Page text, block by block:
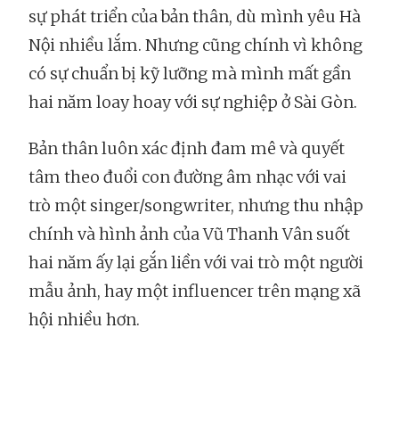
sự phát triển của bản thân, dù mình yêu Hà
Nội nhiều lắm. Nhưng cũng chính vì không
có sự chuẩn bị kỹ lưỡng mà mình mất gần
hai năm loay hoay với sự nghiệp ở Sài Gòn.
Bản thân luôn xác định đam mê và quyết
tâm theo đuổi con đường âm nhạc với vai
trò một singer/songwriter, nhưng thu nhập
chính và hình ảnh của Vũ Thanh Vân suốt
hai năm ấy lại gắn liền với vai trò một người
mẫu ảnh, hay một influencer trên mạng xã
hội nhiều hơn.